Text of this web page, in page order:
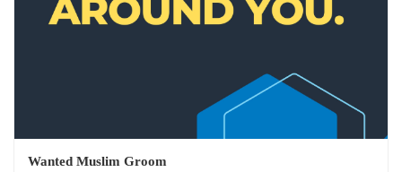
Wanted Muslim Groom